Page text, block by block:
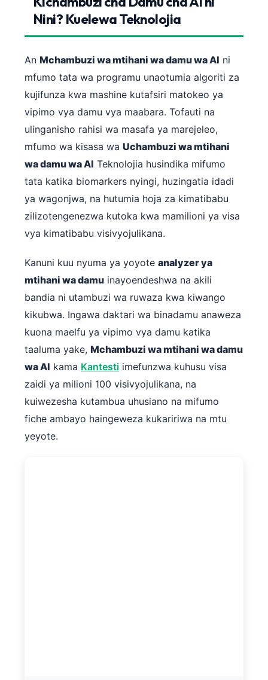
Nini? Kuelewa Teknolojia
An Mchambuzi wa mtihani wa damu wa AI ni
mfumo tata wa programu unaotumia algoriti za
kujifunza kwa mashine kutafsiri matokeo ya
vipimo vya damu vya maabara. Tofauti na
ulinganisho rahisi wa masafa ya marejeleo,
mfumo wa kisasa wa Uchambuzi wa mtihani
wa damu wa AI Teknolojia husindika mifumo
tata katika biomarkers nyingi, huzingatia idadi
ya wagonjwa, na hutumia hoja za kimatibabu
zilizotengenezwa kutoka kwa mamilioni ya visa
vya kimatibabu visivyojulikana.
Kanuni kuu nyuma ya yoyote analyzer ya
mtihani wa damu inayoendeshwa na akili
bandia ni utambuzi wa ruwaza kwa kiwango
kikubwa. Ingawa daktari wa binadamu anaweza
kuona maelfu ya vipimo vya damu katika
taaluma yake, Mchambuzi wa mtihani wa damu
wa AI kama Kantesti imefunzwa kuhusu visa
zaidi ya milioni 100 visivyojulikana, na
kuiwezesha kutambua uhusiano na mifumo
fiche ambayo haingeweza kukaririwa na mtu
yeyote.